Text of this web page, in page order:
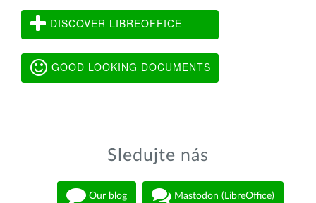
DISCOVER LIBREOFFICE
GOOD LOOKING DOCUMENTS
Sledujte nás
Our blog Mastodon (LibreOffice)